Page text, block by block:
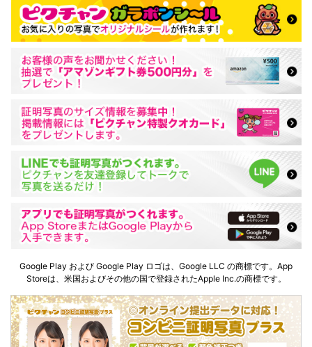
Google Play および Google Play ロゴは、Google LLC の商標です。App
Storeは、米国およびその他の国で登録されたApple Inc.の商標です。